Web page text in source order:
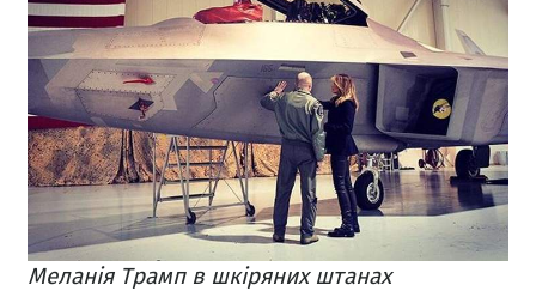
Меланія Трамп в шкіряних штанах